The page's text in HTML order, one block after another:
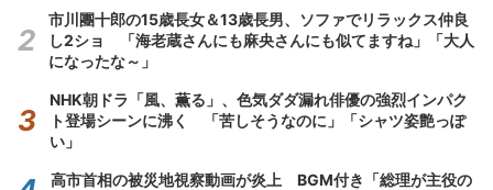
市川團十郎の15歳長女＆13歳長男、ソファでリラックス仲良
し2ショ 「海老蔵さんにも麻央さんにも似てますね」「大人
になったな～」
NHK朝ドラ「風、薫る」、色気ダダ漏れ俳優の強烈インパク
ト登場シーンに沸く 「苦しそうなのに」「シャツ姿艶っぽ
い」
高市首相の被災地視察動画が炎上 BGM付き「総理が主役の